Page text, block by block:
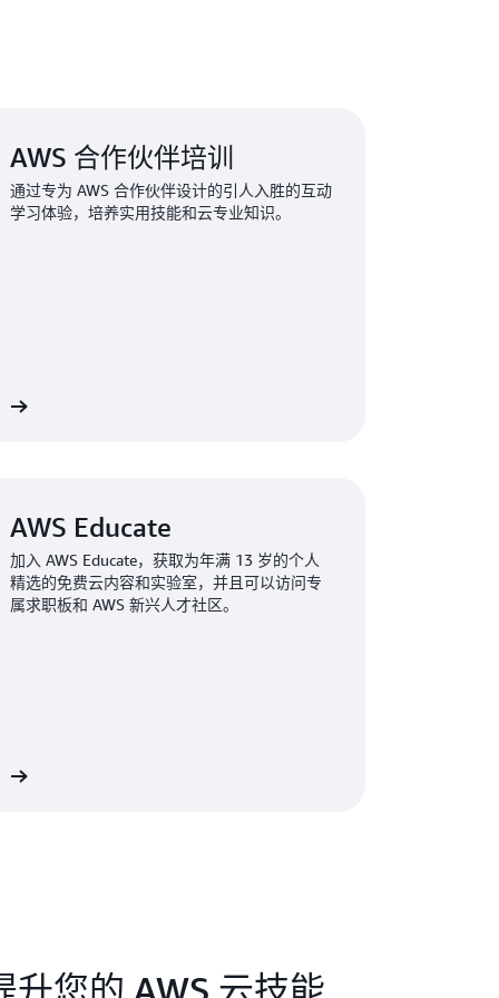
AWS 合作伙伴培训
通过专为 AWS 合作伙伴设计的引人入胜的互动
学习体验，培养实用技能和云专业知识。
AWS Educate
加入 AWS Educate，获取为年满 13 岁的个人
精选的免费云内容和实验室，并且可以访问专
属求职板和 AWS 新兴人才社区。
升您的 AWS 云技能